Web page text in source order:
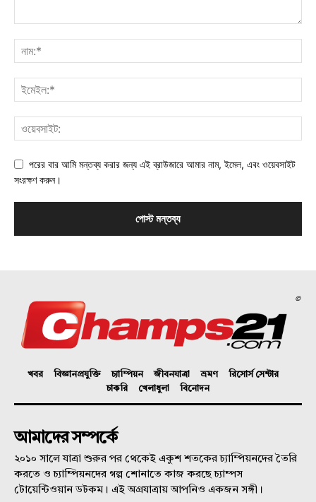
পরের বার আমি মন্তব্য করার জন্য এই ব্রাউজারে আমার নাম, ইমেল, এবং ওয়েবসাইট
সংরক্ষণ করুন।
©
খবর বিজ্ঞানপ্রযুক্তি চ্যাম্পিয়ন জীবনযাত্রা ভ্রমণ
রিসোর্স সেন্টার
চাকরি
খেলাধুলা বিনোদন
আমাদের সম্পর্কে
২০১০ সালে যাত্রা শুরুর পর থেকেই একুশ শতকের চ্যাম্পিয়নদের তৈরি
করতে ও চ্যাম্পিয়নদের গল্প শোনাতে কাজ করছে চ্যাম্পস
টোয়েন্টিওয়ান ডটকম। এই অগ্রযাত্রায় আপনিও একজন সঙ্গী।